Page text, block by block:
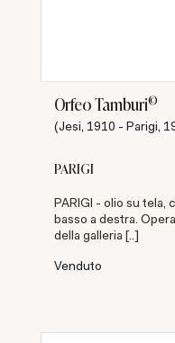
Orfeo Tamburi©
(Jesi, 1910 - Parigi,
PARIGI
PARIGI - olio su tela,
basso a destra.
della galleria [..]
Venduto